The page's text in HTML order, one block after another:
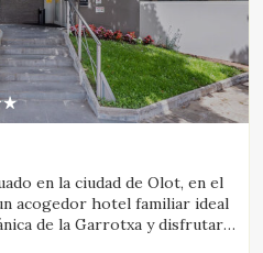
mi reserva
en la ciudad de Olot, en el
acogedor hotel familiar ideal
de la Garrotxa y disfrutar